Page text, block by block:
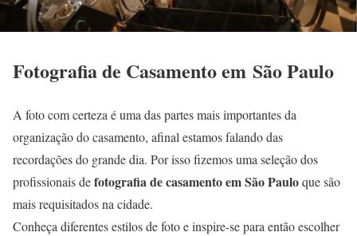
Fotografia de Casamento em São Paulo
A foto com certeza é uma das partes mais importantes da
organização do casamento, afinal estamos falando das
recordações do grande dia. Por isso fizemos uma seleção dos
profissionais defotografia de casamento em São Pauloque são
mais requisitados na cidade.
Conheça diferentes estilos de foto e inspire-se para então escolher